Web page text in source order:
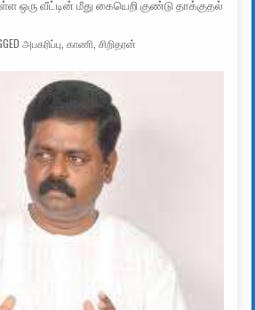
ஒரு வீட்டின் மீது கையெறி குண்டு தாக்குதல்
அபகரிப்பு காணி சிறிதரன்